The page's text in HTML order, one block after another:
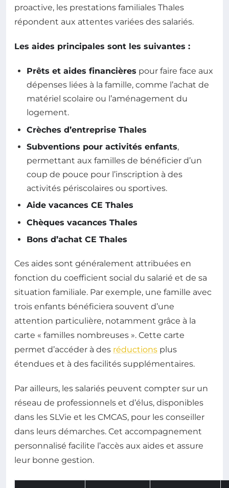
proactive, les prestations familiales Thales
répondent aux attentes variées des salariés.
Les aides principales sont les suivantes :
Prêts et aides financières pour faire face aux
dépenses liées à la famille, comme l’achat de
matériel scolaire ou l’aménagement du
logement.
Crèches d’entreprise Thales
Subventions pour activités enfants,
permettant aux familles de bénéficier d’un
coup de pouce pour l’inscription à des
activités périscolaires ou sportives.
Aide vacances CE Thales
Chèques vacances Thales
Bons d’achat CE Thales
Ces aides sont généralement attribuées en
fonction du coefficient social du salarié et de sa
situation familiale. Par exemple, une famille avec
trois enfants bénéficiera souvent d’une
attention particulière, notamment grâce à la
carte « familles nombreuses ». Cette carte
permet d’accéder à des réductions plus
étendues et à des facilités supplémentaires.
Par ailleurs, les salariés peuvent compter sur un
réseau de professionnels et d’élus, disponibles
dans les SLVie et les CMCAS, pour les conseiller
dans leurs démarches. Cet accompagnement
personnalisé facilite l’accès aux aides et assure
leur bonne gestion.